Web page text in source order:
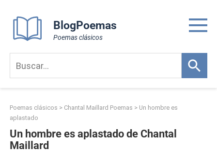
content
BlogPoemas
Poemas clásicos
Poemas clásicos > Chantal Maillard Poemas > Un hombre es
aplastado
Un hombre es aplastado de Chantal
Maillard